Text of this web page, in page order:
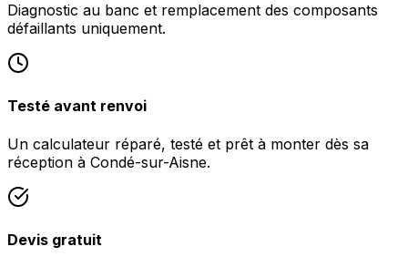
Diagnostic au banc et remplacement des composants
défaillants uniquement.
Testé avant renvoi
Un calculateur réparé, testé et prêt à monter dès sa
réception à Condé-sur-Aisne.
Devis gratuit